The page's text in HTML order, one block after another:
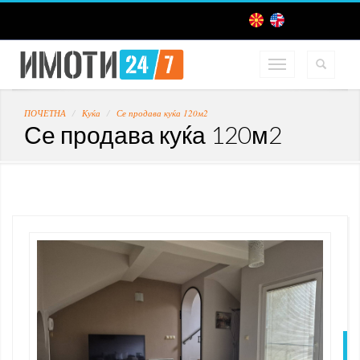
ПОЧЕТНА Куќа Се продава куќа 120м2
Се продава куќа 120м2